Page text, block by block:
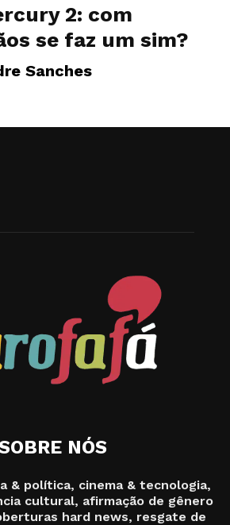
2: com
se faz um sim?
Sanches
NÓS
& política, cinema & tecnologia,
cultural, afirmação de gênero
hard news, resgate de